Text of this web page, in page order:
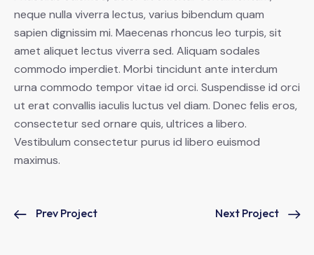
neque nulla viverra lectus, varius bibendum quam
sapien dignissim mi. Maecenas rhoncus leo turpis, sit
amet aliquet lectus viverra sed. Aliquam sodales
commodo imperdiet. Morbi tincidunt ante interdum
urna commodo tempor vitae id orci. Suspendisse id orci
ut erat convallis iaculis luctus vel diam. Donec felis eros,
consectetur sed ornare quis, ultrices a libero.
Vestibulum consectetur purus id libero euismod
maximus.
Prev Project Next Project